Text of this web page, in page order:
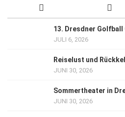
13. Dresdner Golfball
JULI 6, 2026
Reiselust und
JUNI 30, 2026
Sommertheater in
JUNI 30, 2026